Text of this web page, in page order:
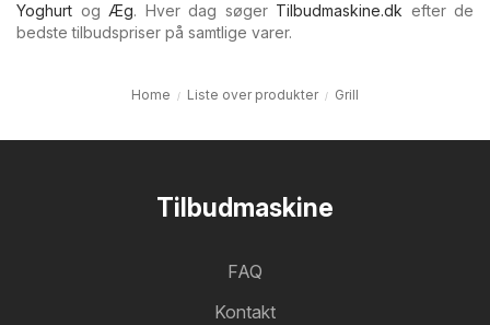
Yoghurt og Æg. Hver dag søger Tilbudmaskine.dk efter de
bedste tilbudspriser på samtlige varer.
Home Liste over produkter Grill
Tilbudmaskine
FAQ
Kontakt